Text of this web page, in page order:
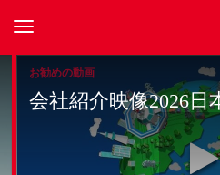
ナビゲーションをトグルす
30秒）2024年9月
お勧めの動画
会社紹介映像2026日